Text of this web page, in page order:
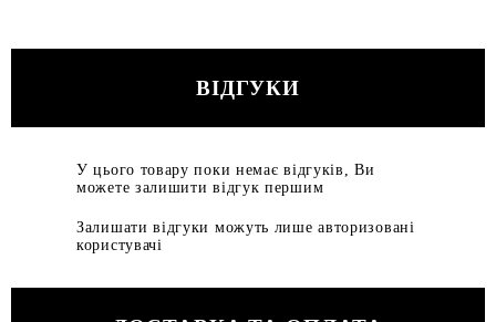
ВІДГУКИ
У цього товару поки немає відгуків, Ви
можете залишити відгук першим
Залишати відгуки можуть лише авторизовані
користувачі